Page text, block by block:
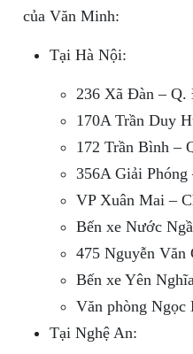
của Văn Minh:
Tại Hà Nội:
236 Xã Đàn –
170A Trần Duy
172 Trần Bình –
356A Giải
VP Xuân Mai –
Bến xe Nước
475 Nguyễn Văn
Bến xe Yên
Văn phòng Ngọc
Tại Nghệ An: